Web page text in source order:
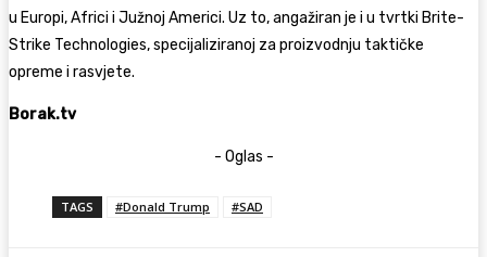
u Europi, Africi i Južnoj Americi. Uz to, angažiran je i u tvrtki Brite-
Strike Technologies, specijaliziranoj za proizvodnju taktičke
opreme i rasvjete.
Borak.tv
- Oglas -
TAGS #Donald Trump #SAD